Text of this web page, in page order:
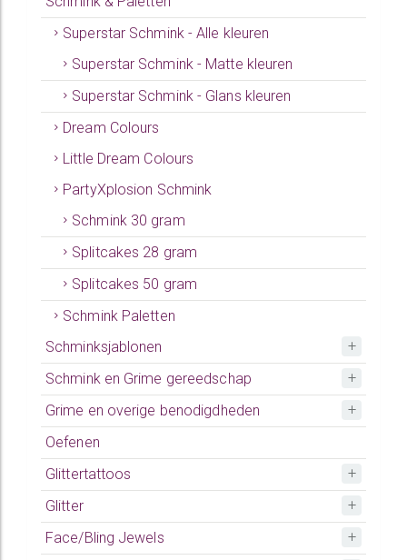
Superstar Schmink - Alle kleuren
Superstar Schmink - Matte kleuren
Superstar Schmink - Glans kleuren
Dream Colours
Little Dream Colours
PartyXplosion Schmink
Schmink 30 gram
Splitcakes 28 gram
Splitcakes 50 gram
Schmink Paletten
Schminksjablonen
Schmink en Grime gereedschap
Grime en overige benodigdheden
Oefenen
Glittertattoos
Glitter
Face/Bling Jewels